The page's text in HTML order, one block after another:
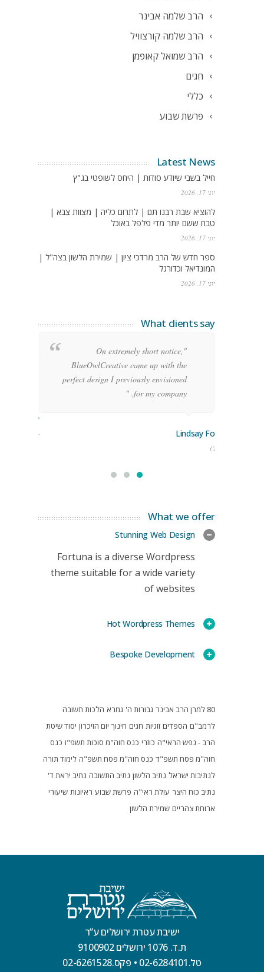
הרב שלמה אבינר
הרב שלמה קורצוויל
הרב שמואל קאופמן
חגים
כללי
פרשת שבוע
Latest News
חייל בשבי שיודע סודות | היחס לשופטי בג"ץ
יוני 17, 2026
להוציא שבת רבנו תם | לתרום כליה | מצוות צבא |
טבח ששם יותר מדי פלפל באוכל
יוני 17, 2026
ספר חדש של הרב מרדכי ציון | שמירת הלשון בצה"ל |
המונדיאל וכדורגל
יוני 17, 2026
What clients say
"On extremely short notice,
BlueOwlCreative came up with the
perfect design I previously envisioned
for my company. "
Lindsay Ford
CEO
Stoner
Manager
What we offer
Stunning Web Design
Fortuna is a diverse Wordpress
theme suitable for a wide variety
of websites
Hot Wordpress Themes
Bespoke Development
80 למרן הרב אבינר גבורות ה' גמרא הלכות תשובה
לרמב"ם הספדים זוגיות חגים חינוך יום הזיכרון יסוד שיטת
הרב - נפש הראי"ה כוזרי כנס חוה"מ סוכות תשפ"ו כנס
חוה"מ פסח תשפ"ד כנס חוה"מ פסח תשפ"ה לימוד תורה
לנתיבות ישראל נתיב הלשון נתיב התשובה נתיב יראת ד'
נתיב כוח היצר עולת ראי"ה פרשת שבוע ראיונות שיעורי
ארוחת צהריים שמירת הלשון
ישיבת עטרת ירושלים ע”ר
ת.ד. 1076 ירושלים 9100902
טל.02-6284101
• פקס.02-6261528